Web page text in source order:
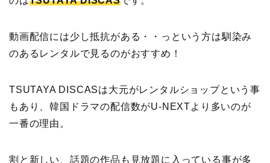
動画配信には少し抵抗がある・・っという方は馴染み
のあるレンタルで見るのがおすすめ！
TSUTAYA DISCASは大元がレンタルショップという事
もあり、韓国ドラマの配信数がU-NEXTより多いのが
一番の理由。
割と新しい、話題の作品も見放題に入っている事が多